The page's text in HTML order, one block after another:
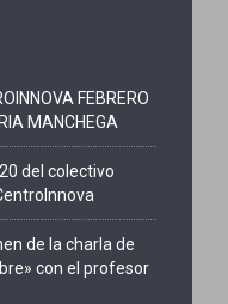
FEBRERO
MANCHEGA
del colectivo
de la charla de
con el profesor